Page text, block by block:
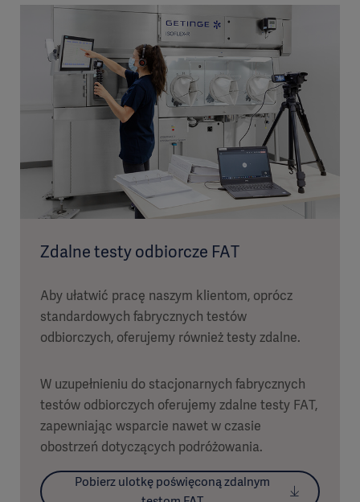
Zdalne testy odbiorcze FAT
Aby ułatwić pracę naszym klientom, oprócz
standardowych fabrycznych testów
odbiorczych, oferujemy również testy zdalne.
W uzupełnieniu do stacjonarnych fabrycznych
testów odbiorczych oferujemy zdalne testy FAT,
zapewniając wsparcie nawet w czasie
obostrzeń dotyczących podróżowania.
Pobierz ulotkę poświęconą zdalnym